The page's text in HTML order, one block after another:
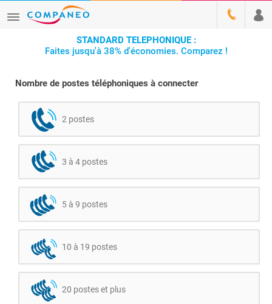
STANDARD TELEPHONIQUE :
Faites jusqu'à 38% d'économies. Comparez !
Nombre de postes téléphoniques à connecter
2 postes
3 à 4 postes
5 à 9 postes
10 à 19 postes
20 postes et plus